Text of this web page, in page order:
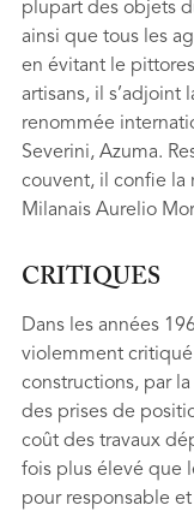
plupart des objets
ainsi que tous les
en évitant le
artisans, il s’adjoint
renommée
Severini, Azuma.
couvent, il confie la
Milanais Aurelio
CRITIQUES
Dans les années
violemment
constructions, par
des prises de
coût des travaux
fois plus élevé que
pour responsable